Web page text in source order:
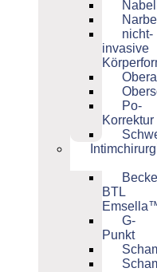
nicht-
invasive
Po-
Korrektur
BTL
G-
Punkt